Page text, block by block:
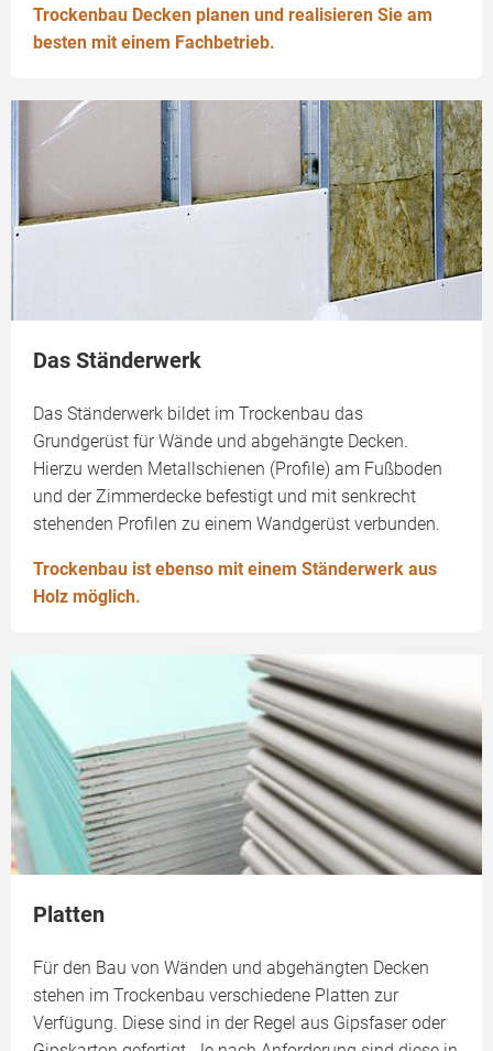
Trockenbau Decken planen und realisieren Sie am
besten mit einem Fachbetrieb.
Das Ständerwerk
Das Ständerwerk bildet im Trockenbau das
Grundgerüst für Wände und abgehängte Decken.
Hierzu werden Metallschienen (Profile) am Fußboden
und der Zimmerdecke befestigt und mit senkrecht
stehenden Profilen zu einem Wandgerüst verbunden.
Trockenbau ist ebenso mit einem Ständerwerk aus
Holz möglich.
Platten
Für den Bau von Wänden und abgehängten Decken
stehen im Trockenbau verschiedene Platten zur
Verfügung. Diese sind in der Regel aus Gipsfaser oder